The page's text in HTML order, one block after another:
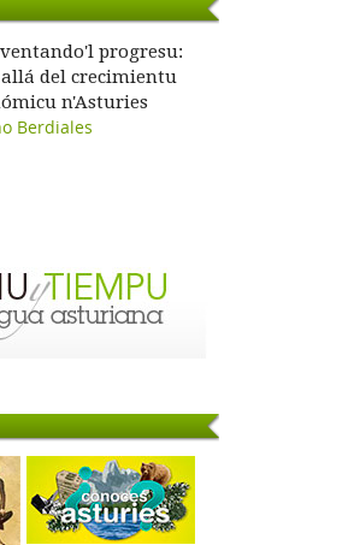
progresu:
del crecimientu
n'Asturies
Berdiales